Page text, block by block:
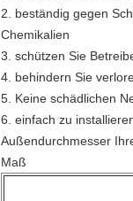
2. beständig gegen
Chemikalien
3. schützen Sie
4. behindern Sie
5. Keine schädlichen
6. einfach zu
Außendurchmesser
Maß